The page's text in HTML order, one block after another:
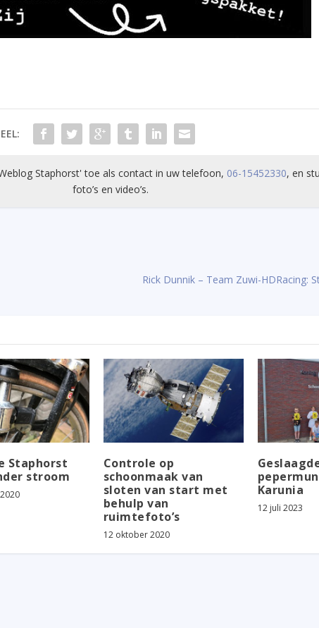
Staphorst' toe als contact in uw telefoon, 06-15452330, en
foto’s en video’s.
Rick Dunnik – Team Zuwi-HDRacing:
Staphorst
stroom
Controle op
schoonmaak van
sloten van start met
behulp van
ruimtefoto’s
12 oktober 2020
Karunia
12 juli 2023